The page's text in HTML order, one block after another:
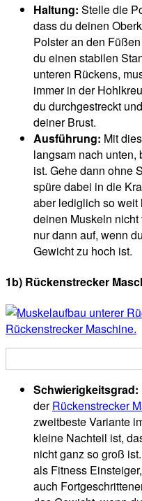
Haltung: Stelle die
dass du deinen
Polster an den
du einen stabilen
unteren Rückens,
immer in der
du durchgestreckt
deiner Brust.
Ausführung: Mit
langsam nach unten,
ist. Gehe dann ohne
spüre dabei in die
aber lediglich so weit
deinen Muskeln
nur dann auf, wenn
Gewicht zu hoch ist.
1b) Rückenstrecker
Schwierigkeitsgrad:
derRückenstrecker
zweitbeste Variante
kleine Nachteil ist,
nicht ganz so groß
als Fitness
auch